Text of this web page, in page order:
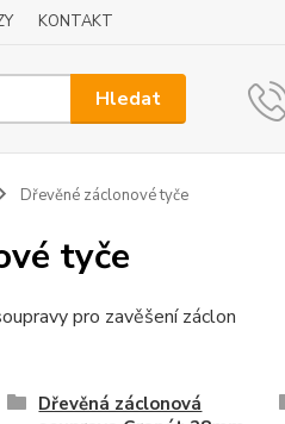
KONTAKT
Hledat
Dřevěné záclonové tyče
tyče
pro zavěšení záclon
Dřevěná záclonová